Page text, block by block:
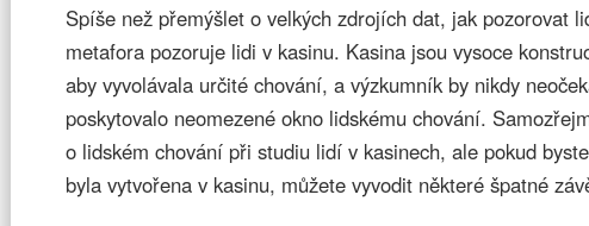
Spíše než přemýšlet o velkých zdrojích dat, jak pozorovat
metafora pozoruje lidi v kasinu. Kasina jsou vysoce
aby vyvolávala určité chování, a výzkumník by nikdy
poskytovalo neomezené okno lidskému chování.
o lidském chování při studiu lidí v kasinech, ale pokud
byla vytvořena v kasinu, můžete vyvodit některé špatné